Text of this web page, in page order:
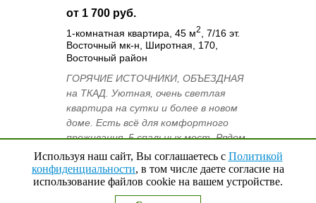
от 1 700 руб.
1-комнатная квартира, 45 м2
, 7/16 эт.
Восточный мк-н, Широтная, 170,
Восточный район
ГОРЯЧИЕ ИСТОЧНИКИ, ОБЪЕЗДНАЯ
на ТКАД. Уютная, очень светлая
квартира на сутки и более в новом
доме. Есть всё для комфортного
проживания. 5 спальных мест. Рядом
с объездной дорогой города. *.
Удобный з...
Используя наш сайт, Вы соглашаетесь с Политикой
конфиденциальности, в том числе даете согласие на
использование файлов cookie на вашем устройстве.
Выбранные квартиры 0 Наверх